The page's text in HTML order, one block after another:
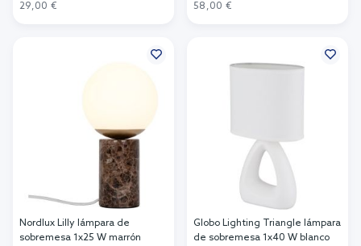
29,00 €
58,00 €
Nordlux Lilly lámpara de
sobremesa 1x25 W marrón
Globo Lighting Triangle lámpara
de sobremesa 1x40 W blanco